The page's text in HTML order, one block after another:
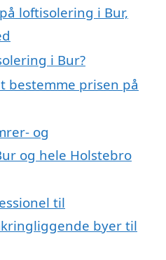
loftisolering i Bur,
i Bur?
bestemme prisen på
og
og hele Holstebro
til
byer til